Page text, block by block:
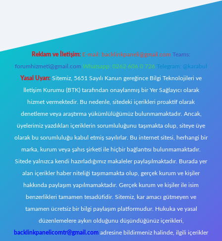
Reklam ve İletişim: E-mail: backlinkpaneli@gmail.com Teams:
forumhizmeti@gmail.com Whatsapp: 0262 606 0 726 Telegram: @karabul
Yasal Uyarı: Sitemiz, 5651 Sayılı Kanun gereğince Bilgi Teknolojileri ve
İletişim Kurumu (BTK) tarafından onaylanmış bir Yer Sağlayıcı olarak
hizmet vermektedir. Bu nedenle, sitedeki içerikleri proaktif olarak
denetleme veya araştırma yükümlülüğümüz bulunmamaktadır. Ancak,
üyelerimiz yazdıkları içeriklerin sorumluluğunu taşımakta olup, siteye üye
olarak bu sorumluluğu kabul etmiş sayılırlar. Bu internet sitesi, herhangi bir
marka, kurum veya şahıs şirketi ile hiçbir bağlantısı bulunmamaktadır.
Sitede yalnızca kendi hazırladığımız makaleler paylaşılmaktadır. Burada yer
alan içerikler haber niteliği taşımamakta olup, gerçek kurum ve kişiler
hakkında paylaşım yapılmamaktadır. Gerçek kurum ve kişiler ile isim
benzerlikleri tamamen tesadüfidir. Sitemiz, kar amacı gütmeyen ve
tamamen ücretsiz bir bilgi paylaşım platformudur. Hukuka ve yasal
düzenlemelere aykırı olduğunu düşündüğünüz içerikleri,
backlinkpanelicomtr@gmail.com adresine bildirmeniz halinde, ilgili içerikler